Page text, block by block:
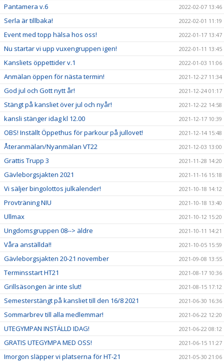
Pantamera v.6 2022-02-07 13:46
Serla är tillbaka! 2022-02-01 11:19
Event med topp hälsa hos oss! 2022-01-17 13:47
Nu startar vi upp vuxengruppen igen! 2022-01-11 13:45
Kansliets öppettider v.1 2022-01-03 11:06
Anmälan öppen för nästa termin! 2021-12-27 11:34
God jul och Gott nytt år! 2021-12-24 01:17
Stängt på kansliet över jul och nyår! 2021-12-22 14:58
kansli stänger idag kl 12.00 2021-12-17 10:39
OBS! Inställt Öppethus för parkour på jullovet! 2021-12-14 15:48
Återanmälan/Nyanmälan VT22 2021-12-03 13:00
Grattis Trupp 3 2021-11-28 14:20
Gävleborgsjakten 2021 2021-11-16 15:18
Vi säljer bingolottos julkalender! 2021-10-18 14:12
Provträning NIU 2021-10-18 13:40
Ullmax 2021-10-12 15:20
Ungdomsgruppen 08--> äldre 2021-10-11 14:21
Våra anställda!! 2021-10-05 15:59
Gävleborgsjakten 20-21 november 2021-09-08 13:55
Terminsstart HT21 2021-08-17 10:36
Grillsäsongen är inte slut! 2021-08-15 17:12
Semesterstängt på kansliet till den 16/8 2021 2021-06-30 16:36
Sommarbrev till alla medlemmar! 2021-06-22 12:20
UTEGYMPAN INSTÄLLD IDAG! 2021-06-22 08:12
GRATIS UTEGYMPA MED OSS! 2021-06-15 11:27
Imorgon släpper vi platserna för HT-21 2021-05-30 21:06